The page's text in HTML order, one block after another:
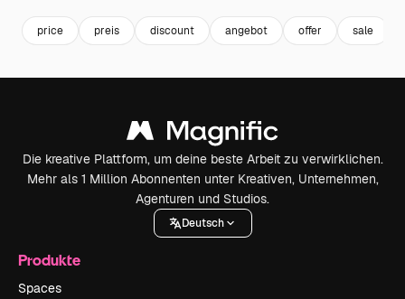
price preis discount angebot offer sale
Die kreative Plattform, um deine beste Arbeit zu verwirklichen.
Mehr als 1 Million Abonnenten unter Kreativen, Unternehmen,
Agenturen und Studios.
Deutsch
Produkte
Spaces